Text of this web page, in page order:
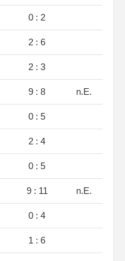
0 : 2
2 : 6
2 : 3
9 : 8 n.E.
0 : 5
2 : 4
0 : 5
9 : 11 n.E.
0 : 4
1 : 6